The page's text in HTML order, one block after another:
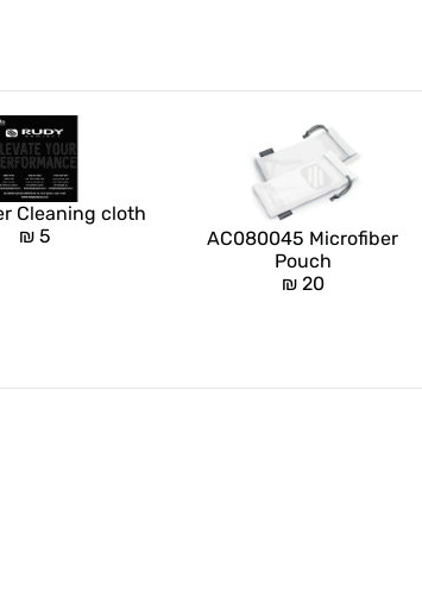
AC080045 Microfiber
Pouch
₪20
Cleaning cloth
₪5